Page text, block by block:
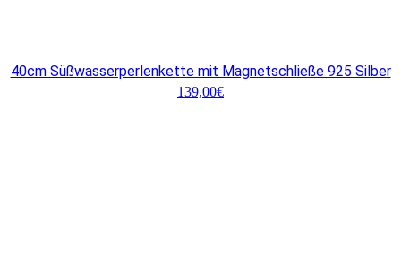
40cm Süßwasserperlenkette mit Magnetschließe 925 Silber
139,00€